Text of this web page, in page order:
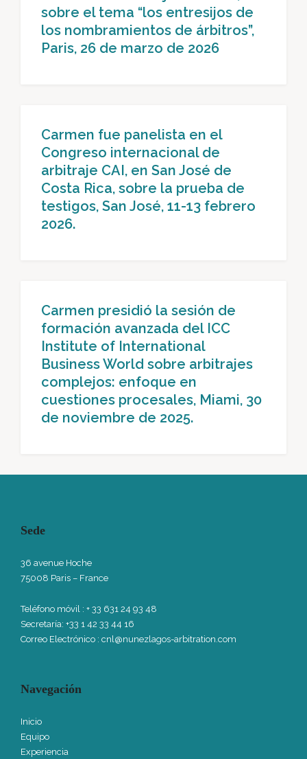
sobre el tema “los entresijos de
los nombramientos de árbitros”,
Paris, 26 de marzo de 2026
Carmen fue panelista en el
Congreso internacional de
arbitraje CAI, en San José de
Costa Rica, sobre la prueba de
testigos, San José, 11-13 febrero
2026.
Carmen presidió la sesión de
formación avanzada del ICC
Institute of International
Business World sobre arbitrajes
complejos: enfoque en
cuestiones procesales, Miami, 30
de noviembre de 2025.
Sede
36 avenue Hoche
75008 Paris – France
Teléfono móvil : + 33 631 24 93 48
Secretaría: +33 1 42 33 44 16
Correo Electrónico : cnl@nunezlagos-arbitration.com
Navegación
Inicio
Equipo
Experiencia